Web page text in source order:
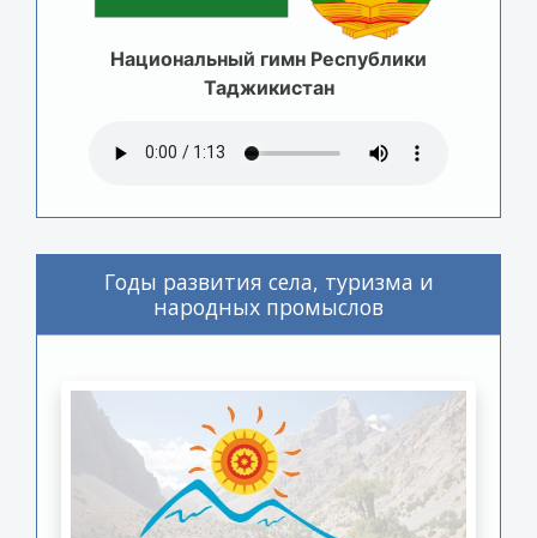
Национальный гимн Республики
Таджикистан
Годы развития села, туризма и
народных промыслов